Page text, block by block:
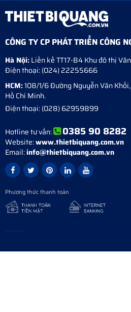
CÔNG TY CP PHÁT TRIỂN CÔNG
Hà Nội:Liền kề TT17-B4 Khu đô thị
Điện thoại:(024) 22255666
HCM:108/1/6 Đường Nguyễn Văn
Hồ Chí Minh.
Điện thoại:(028) 62959899
Hotline tư vấn: 0385 90 8282
Website:www.thietbiquang.com.vn
Email:info@thietbiquang.com.vn
Phương thức thanh toán